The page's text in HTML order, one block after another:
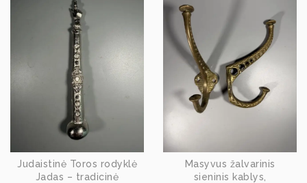
Judaistinė Toros rodyklė
Jadas – tradicinė
Masyvus žalvarinis
sieninis kablys,